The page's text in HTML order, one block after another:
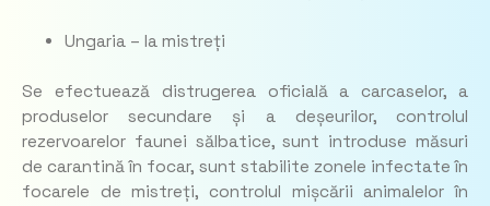
Ungaria – la mistreți
Se efectuează distrugerea oficială a carcaselor, a
produselor secundare și a deșeurilor, controlul
rezervoarelor faunei sălbatice, sunt introduse măsuri
de carantină în focar, sunt stabilite zonele infectate în
focarele de mistreți, controlul mișcării animalelor în